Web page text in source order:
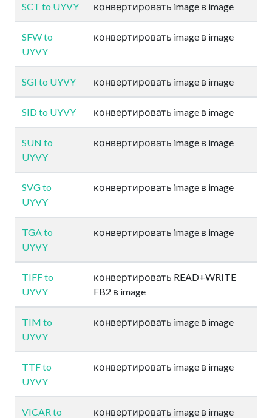
SCT to UYVY конвертировать image в image
SFW to
UYVY
конвертировать image в image
SGI to UYVY конвертировать image в image
SID to UYVY конвертировать image в image
SUN to
UYVY
конвертировать image в image
SVG to
UYVY
конвертировать image в image
TGA to
UYVY
конвертировать image в image
TIFF to
UYVY
конвертировать READ+WRITE
FB2 в image
TIM to
UYVY
конвертировать image в image
TTF to
UYVY
конвертировать image в image
VICAR to
конвертировать image в image